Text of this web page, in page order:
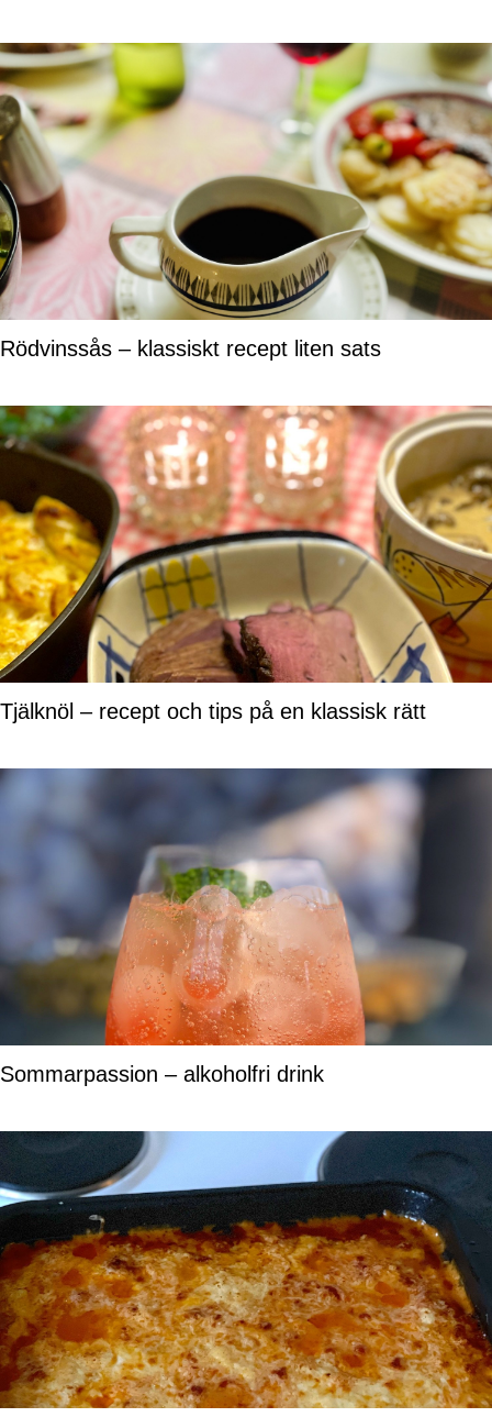
Rödvinssås – klassiskt recept liten sats
Tjälknöl – recept och tips på en klassisk rätt
Sommarpassion – alkoholfri drink